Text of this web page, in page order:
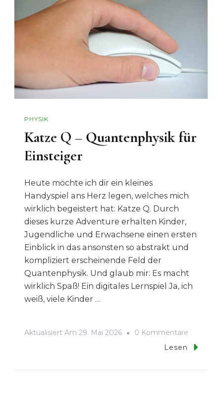
PHYSIK
Katze Q – Quantenphysik für
Einsteiger
Heute möchte ich dir ein kleines
Handyspiel ans Herz legen, welches mich
wirklich begeistert hat: Katze Q. Durch
dieses kurze Adventure erhalten Kinder,
Jugendliche und Erwachsene einen ersten
Einblick in das ansonsten so abstrakt und
kompliziert erscheinende Feld der
Quantenphysik. Und glaub mir: Es macht
wirklich Spaß! Ein digitales Lernspiel Ja, ich
weiß, viele Kinder …
Aktualisiert Am 29. Mai 2026 0 Kommentare
Katze
Lesen